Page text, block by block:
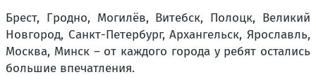
Брест, Гродно, Могилёв, Витебск, Полоцк, Великий
Новгород, Санкт-Петербург, Архангельск, Ярославль,
Москва, Минск – от каждого города у ребят остались
большие впечатления.